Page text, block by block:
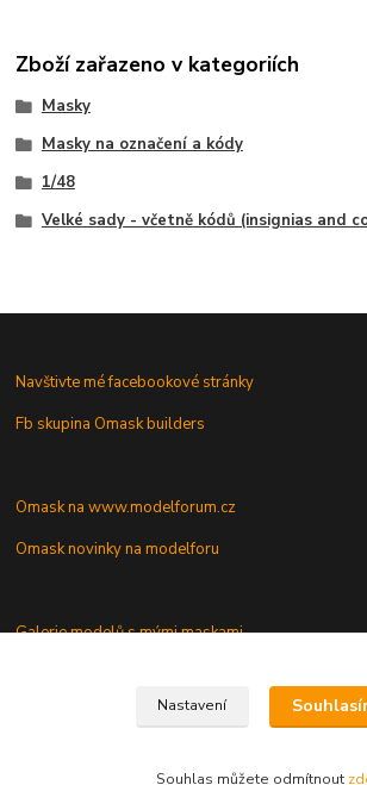
Zboží zařazeno v kategoriích
Masky
Masky na označení a kódy
1/48
Velké sady - včetně kódů (insignias and
Navštivte mé facebookové stránky
Fb skupina Omask builders
Omask na www.modelforum.cz
Omask novinky na modelforu
Galerie modelů s mými maskami
Nastavení
Souhlas můžete odmítnout